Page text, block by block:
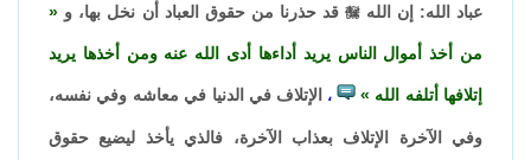
عباد الله: إن اللهقد حذرنا من حقوق العباد أن نخل بها، و
من أخذ أموال الناس يريد أداءها أدى الله عنه ومن أخذها يريد
إتلافها أتلفه الله ، الإتلاف في الدنيا في معاشه وفي نفسه،
وفي الآخرة الإتلاف بعذاب الآخرة، فالذي يأخذ ليضيع حقوق